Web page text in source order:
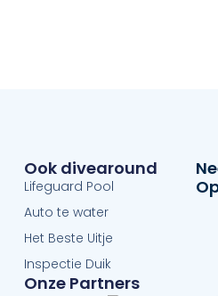
Ook divearound
Lifeguard Pool
Auto te water
Het Beste Uitje
Inspectie Duik
Onze Partners